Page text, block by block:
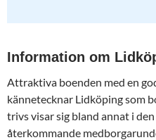
Information om
Attraktiva boenden med en
kännetecknar Lidköping som
trivs visar sig bland annat i den
återkommande